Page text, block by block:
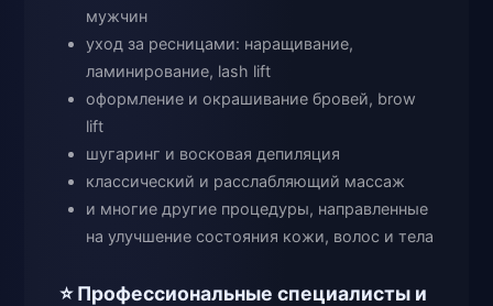
мужчин
уход за ресницами: наращивание,
ламинирование, lash lift
оформление и окрашивание бровей, brow
lift
шугаринг и восковая депиляция
классический и расслабляющий массаж
и многие другие процедуры, направленные
на улучшение состояния кожи, волос и тела
⭐ Профессиональные специалисты и